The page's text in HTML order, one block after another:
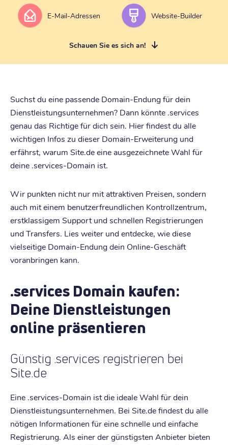
E-Mail-Adressen Website-Builder
Schauen Sie es sich an!
Suchst du eine passende Domain-Endung für dein
Dienstleistungsunternehmen? Dann könnte .services
genau das Richtige für dich sein. Hier findest du alle
wichtigen Infos zu dieser Domain-Erweiterung und
erfährst, warum Site.de eine ausgezeichnete Wahl für
deine .services-Domain ist.
Wir punkten nicht nur mit attraktiven Preisen, sondern
auch mit einem benutzerfreundlichen Kontrollzentrum,
erstklassigem Support und schnellen Registrierungen
und Transfers. Lies weiter und entdecke, wie diese
vielseitige Domain-Endung dein Online-Geschäft
voranbringen kann.
.services Domain kaufen:
Deine Dienstleistungen
online präsentieren
Günstig .services registrieren bei
Site.de
Eine .services-Domain ist die ideale Wahl für dein
Dienstleistungsunternehmen. Bei Site.de findest du alle
nötigen Informationen für eine schnelle und einfache
Registrierung. Als einer der günstigsten Anbieter bieten